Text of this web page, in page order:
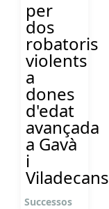
per
dos
robatoris
violents
a
dones
d'edat
avançada
a Gavà
i
Viladecans
Successos